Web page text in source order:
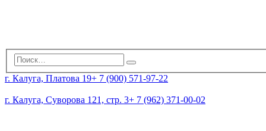
г. Калуга, Платова 19+ 7 (900) 571-97-22
г. Калуга, Суворова 121, стр. 3+ 7 (962) 371-00-02